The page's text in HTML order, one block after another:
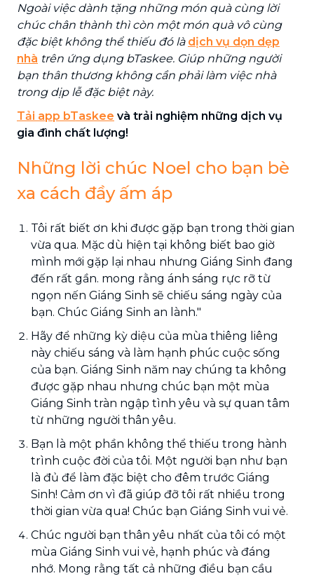
Ngoài việc dành tặng những món quà cùng lời
chúc chân thành thì còn một món quà vô cùng
đặc biệt không thể thiếu đó là dịch vụ dọn dẹp
nhà trên ứng dụng bTaskee. Giúp những người
bạn thân thương không cần phải làm việc nhà
trong dịp lễ đặc biệt này.
Tải app bTaskee và trải nghiệm những dịch vụ
gia đình chất lượng!
Những lời chúc Noel cho bạn bè
xa cách đầy ấm áp
Tôi rất biết ơn khi được gặp bạn trong thời gian
vừa qua. Mặc dù hiện tại không biết bao giờ
mình mới gặp lại nhau nhưng Giáng Sinh đang
đến rất gần. mong rằng ánh sáng rực rỡ từ
ngọn nến Giáng Sinh sẽ chiếu sáng ngày của
bạn. Chúc Giáng Sinh an lành."
Hãy để những kỳ diệu của mùa thiêng liêng
này chiếu sáng và làm hạnh phúc cuộc sống
của bạn. Giáng Sinh năm nay chúng ta không
được gặp nhau nhưng chúc bạn một mùa
Giáng Sinh tràn ngập tình yêu và sự quan tâm
từ những người thân yêu.
Bạn là một phần không thể thiếu trong hành
trình cuộc đời của tôi. Một người bạn như bạn
là đủ để làm đặc biệt cho đêm trước Giáng
Sinh! Cảm ơn vì đã giúp đỡ tôi rất nhiều trong
thời gian vừa qua! Chúc bạn Giáng Sinh vui vẻ.
Chúc người bạn thân yêu nhất của tôi có một
mùa Giáng Sinh vui vẻ, hạnh phúc và đáng
nhớ. Mong rằng tất cả những điều bạn cầu